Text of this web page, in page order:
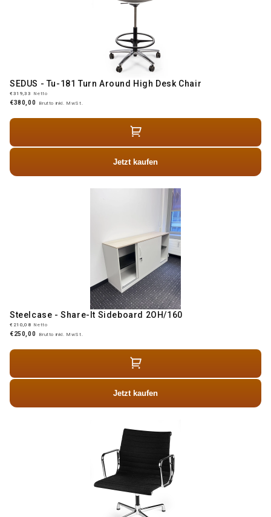
SEDUS - Tu-181 Turn Around High Desk Chair
€319,33 Netto
€380,00 Brutto inkl. MwSt.
Jetzt kaufen
Steelcase - Share-It Sideboard 2OH/160
€210,08 Netto
€250,00 Brutto inkl. MwSt.
Jetzt kaufen